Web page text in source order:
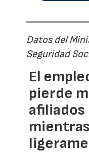
Datos del
Seguridad
El
pierde
afiliados